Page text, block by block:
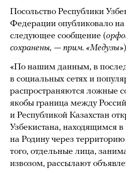
Посольство Республики
Федерации опубликовало
следующее сообщение (
сохранены, — прим. «Медузы»
«По нашим данным, в
в социальных сетях и
распространяются ложные
якобы граница между
и Республикой Казахстан
Узбекистана, находящимся
на Родину через
того, отдельные лица,
извозом, рассылают